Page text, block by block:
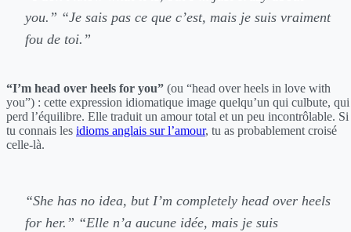
you.” “Je sais pas ce que c’est, mais je suis vraiment
fou de toi.”
“I’m head over heels for you” (ou “head over heels in love with
you”) : cette expression idiomatique image quelqu’un qui culbute, qui
perd l’équilibre. Elle traduit un amour total et un peu incontrôlable. Si
tu connais les idioms anglais sur l’amour, tu as probablement croisé
celle-là.
“She has no idea, but I’m completely head over heels
for her.” “Elle n’a aucune idée, mais je suis